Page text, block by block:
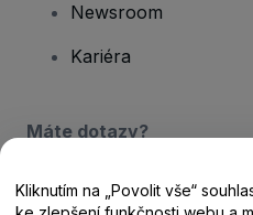
Newsroom
Kariéra
Máte dotazy?
Centrum nápovědy /
Kliknutím na „Povolit vše“